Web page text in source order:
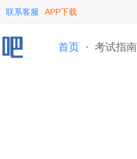
联系客服 APP下载
首页 · 考试指南